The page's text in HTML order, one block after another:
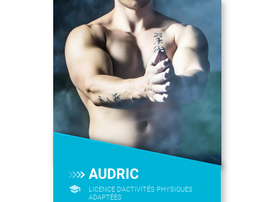
AUDRIC
LICENCE D’ACTIVITÉS PHYSIQUES
ADAPTÉES